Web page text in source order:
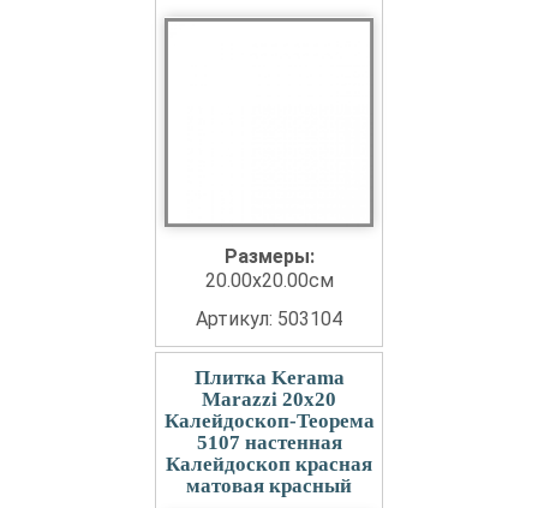
Размеры:
20.00x20.00см
Артикул: 503104
Плитка Kerama
Marazzi 20x20
Калейдоскоп-Теорема
5107 настенная
Калейдоскоп красная
матовая красный